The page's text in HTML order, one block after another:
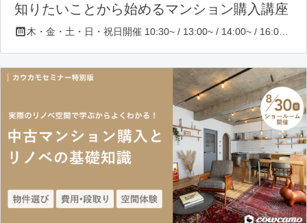
知りたいことから始めるマンション購入講座